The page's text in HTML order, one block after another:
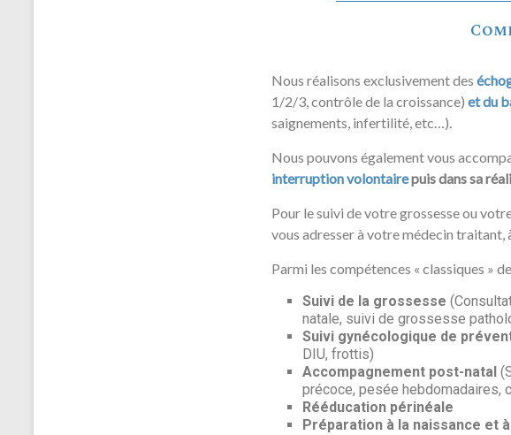
Nous réalisons exclusivement des
1/2/3, contrôle de la croissance) et du
saignements, infertilité, etc…).
Nous pouvons également vous
interruption volontairepuis dans sa
Pour le suivi de votre grossesse ou
vous adresser à votre médecin
Parmi les compétences « classiques »
Suivi de la grossesse
natale, suivi de grossesse
Suivi gynécologique de
DIU, frottis)
Accompagnement post-natal
précoce, pesée hebdomadaires,
Rééducation périnéale
Préparation à la naissance et